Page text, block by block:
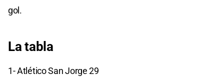
gol.
La tabla
1- Atlético San Jorge 29